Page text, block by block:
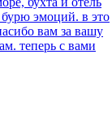
бурю эмоций. в это
вам за вашу
теперь с вами